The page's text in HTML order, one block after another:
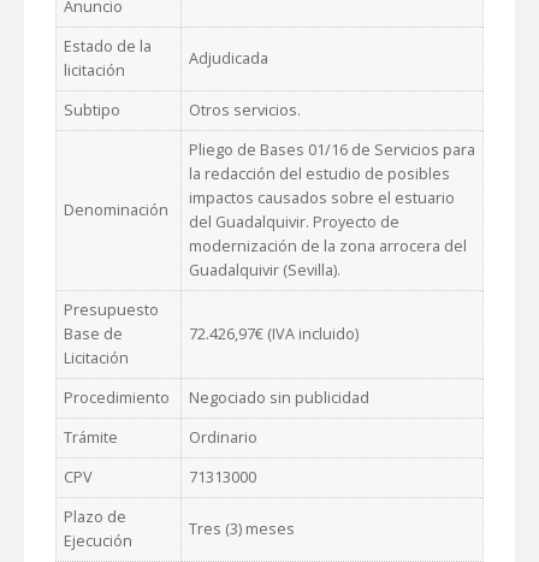
Anuncio
Estado de la
licitación
Adjudicada
Subtipo Otros servicios.
Denominación
Pliego de Bases 01/16 de Servicios para
la redacción del estudio de posibles
impactos causados sobre el estuario
del Guadalquivir. Proyecto de
modernización de la zona arrocera del
Guadalquivir (Sevilla).
Presupuesto
Base de
Licitación
72.426,97€ (IVA incluido)
Procedimiento
Negociado sin publicidad
Trámite
Ordinario
CPV
71313000
Plazo de
Ejecución
Tres (3) meses